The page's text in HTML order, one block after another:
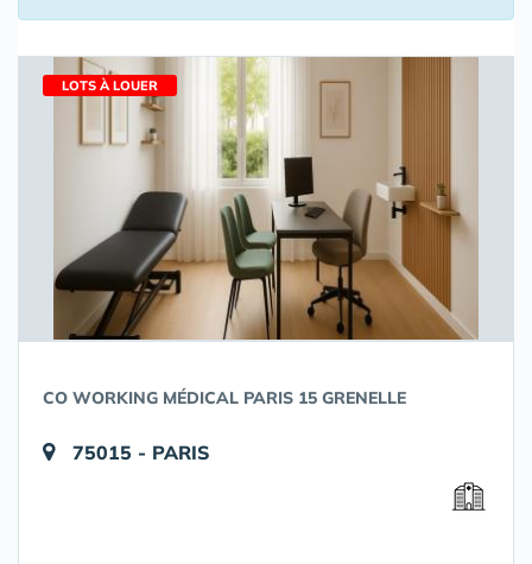
LOTS À LOUER
CO WORKING MÉDICAL PARIS 15 GRENELLE
75015 - PARIS